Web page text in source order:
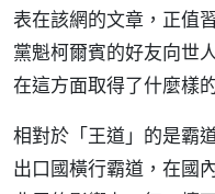
表在該網的文章，正值
黨魁柯爾賓的好友向世
在這方面取得了什麼樣
相對於「王道」的是霸
出口國橫行霸道，在國